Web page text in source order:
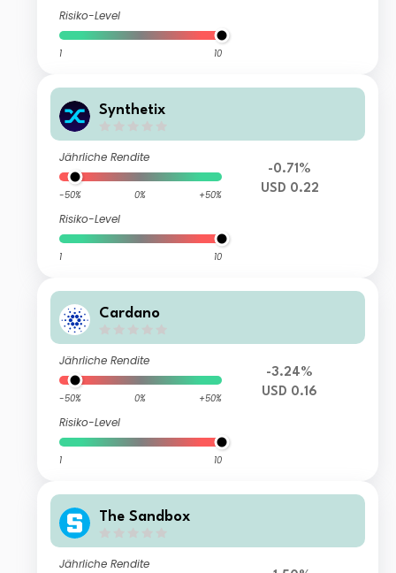
Risiko-Level
1 10
Synthetix
Jährliche Rendite
-50% 0% +50%
Risiko-Level
1 10
-0.71%
USD 0.22
Cardano
Jährliche Rendite
-50% 0% +50%
Risiko-Level
1 10
-3.24%
USD 0.16
The Sandbox
Jährliche Rendite